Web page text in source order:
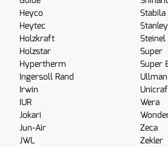
Heyco
Heytec
Holzkraft
Holzstar
Hypertherm
Ingersoll Rand
Irwin
IUR
Jokari
Jun-Air
JWL
Stabila
Stanley
Steinel
Super
Super
Ullman
Wera
Zeca
Zekler